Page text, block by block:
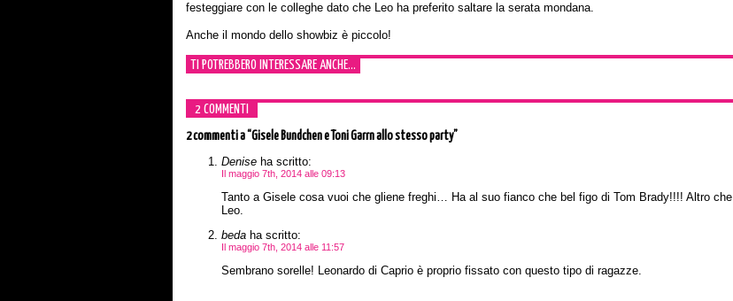
festeggiare con le colleghe dato che Leo ha preferito saltare la serata mondana.
Anche il mondo dello showbiz è piccolo!
TI POTREBBERO INTERESSARE ANCHE...
2 COMMENTI
2 commentia “Gisele Bundchen e Toni Garrn allo stesso party”
Deniseha scritto:
Il maggio 7th, 2014 alle 09:13
Tanto a Gisele cosa vuoi che gliene freghi… Ha al suo fianco che bel figo di Tom Brady!!!! Altro che
Leo.
bedaha scritto:
Il maggio 7th, 2014 alle 11:57
Sembrano sorelle! Leonardo di Caprio è proprio fissato con questo tipo di ragazze.